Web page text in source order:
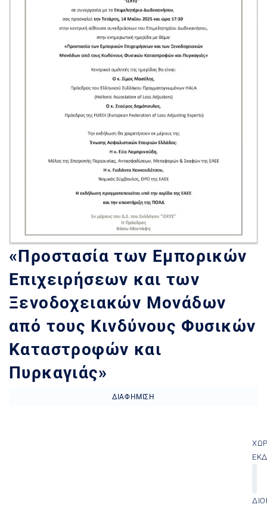
«Προστασία των Εμπορικών
Επιχειρήσεων και των
Ξενοδοχειακών Μονάδων
από τους Κινδύνους Φυσικών
Καταστροφών και
Πυρκαγιάς»
ΔΙΑΦΉΜΙΣΗ